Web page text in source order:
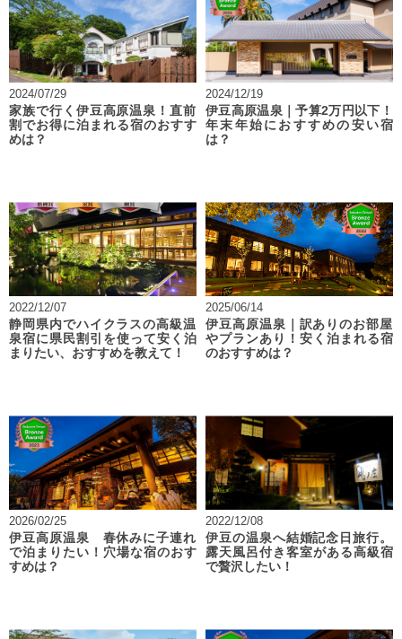
2024/07/29
家族で行く伊豆高原温泉！直前
割でお得に泊まれる宿のおすす
めは？
2024/12/19
伊豆高原温泉｜予算2万円以下！
年末年始におすすめの安い宿
は？
2022/12/07
静岡県内でハイクラスの高級温
泉宿に県民割引を使って安く泊
まりたい、おすすめを教えて！
2025/06/14
伊豆高原温泉｜訳ありのお部屋
やプランあり！安く泊まれる宿
のおすすめは？
2026/02/25
伊豆高原温泉 春休みに子連れ
で泊まりたい！穴場な宿のおす
すめは？
2022/12/08
伊豆の温泉へ結婚記念日旅行。
露天風呂付き客室がある高級宿
で贅沢したい！